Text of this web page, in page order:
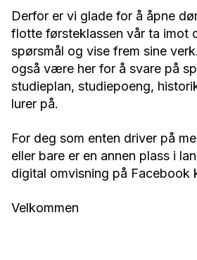
Derfor er vi glade for å åpne
flotte førsteklassen vår ta imot
spørsmål og vise frem sine
også være her for å svare på
studieplan, studiepoeng,
lurer på.
For deg som enten driver på
eller bare er en annen plass i
digital omvisning på Facebook
Velkommen